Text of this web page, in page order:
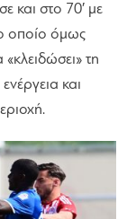
και στο 70′ με
οποίο όμως
τη
και